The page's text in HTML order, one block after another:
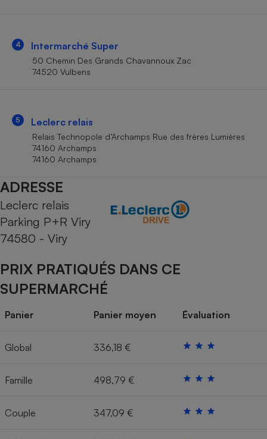
4 Intermarché Super
50 Chemin Des Grands Chavannoux Zac
74520 Vulbens
5 Leclerc relais
Relais Technopole d’Archamps Rue des frères Lumières
74160 Archamps
74160 Archamps
ADRESSE
Leclerc relais
Parking P+R Viry
74580 - Viry
PRIX PRATIQUÉS DANS CE
SUPERMARCHÉ
Panier Panier moyen Évaluation
Global 336,18 €
Famille 498,79 €
Couple 347,09 €
Cafetière à expressos
Antivirus